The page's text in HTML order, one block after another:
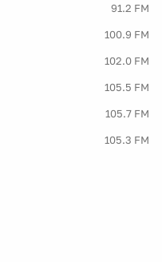
91.2 FM
100.9 FM
102.0 FM
105.5 FM
105.7 FM
105.3 FM